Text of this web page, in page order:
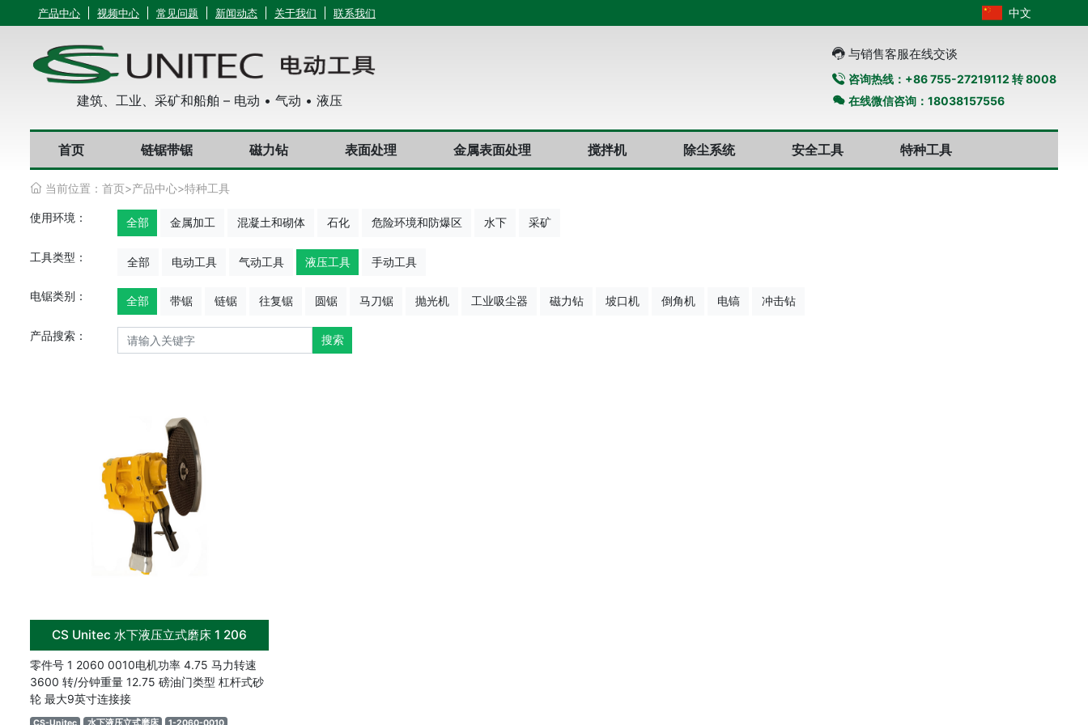
中文
产品中心 视频中心 常见问题 新闻动态 关于我们 联系我们
建筑、工业、采矿和船舶 – 电动 • 气动 • 液压
与销售客服在线交谈
咨询热线：+86 755-27219112 转 8008
在线微信咨询：18038157556
首页 链锯带锯 磁力钻 表面处理 金属表面处理 搅拌机 除尘系统 安全工具 特种工具
当前位置： 首页>产品中心>特种工具
使用环境： 全部 金属加工 混凝土和砌体 石化 危险环境和防爆区 水下 采矿
工具类型： 全部 电动工具 气动工具 液压工具 手动工具
电锯类别： 全部 带锯 链锯 往复锯 圆锯 马刀锯 抛光机 工业吸尘器 磁力钻 坡口机 倒角机 电镐 冲击钻
产品搜索： 搜索
CS Unitec 水下液压立式磨床 1 206
零件号 1 2060 0010电机功率 4.75 马力转速
3600 转/分钟重量 12.75 磅油门类型 杠杆式砂
轮 最大9英寸连接接